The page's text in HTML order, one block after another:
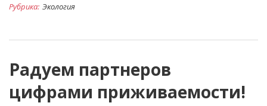
Рубрика: Экология
Радуем партнеров
цифрами приживаемости!